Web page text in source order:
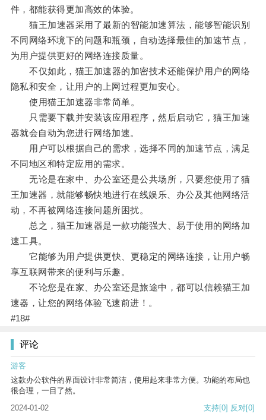
件，都能获得更加高效的体验。
猫王加速器采用了最新的智能加速算法，能够智能识别
不同网络环境下的问题和瓶颈，自动选择最佳的加速节点，
为用户提供更好的网络连接质量。
不仅如此，猫王加速器的加密技术还能保护用户的网络
隐私和安全，让用户的上网过程更加安心。
使用猫王加速器非常简单。
只需要下载并安装该应用程序，然后启动它，猫王加速
器就会自动为您进行网络加速。
用户可以根据自己的需求，选择不同的加速节点，满足
不同地区和特定应用的需求。
无论是在家中、办公室还是公共场所，只要您使用了猫
王加速器，就能够畅快地进行在线娱乐、办公及其他网络活
动，不再被网络连接问题所困扰。
总之，猫王加速器是一款功能强大、易于使用的网络加
速工具。
它能够为用户提供更快、更稳定的网络连接，让用户畅
享互联网带来的便利与乐趣。
不论您是在家、办公室还是旅途中，都可以信赖猫王加
速器，让您的网络体验飞速前进！。
#18#
评论
游客
这款办公软件的界面设计非常简洁，使用起来非常方便。功能的布局也
很合理，一目了然。
2024-01-02
支持[0] 反对[0]